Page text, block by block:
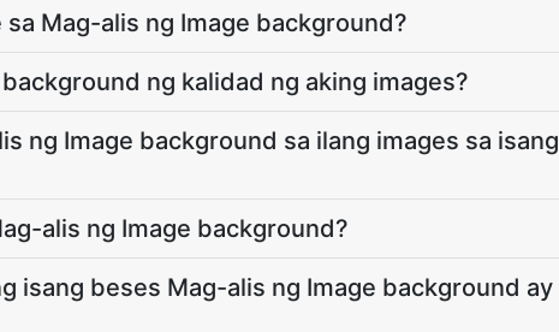
Mag-alis ng Image background?
ng kalidad ng aking images?
ng Image background sa ilang images sa isang
alis ng Image background?
isang beses Mag-alis ng Image background ay